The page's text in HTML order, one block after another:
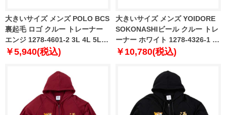
大きいサイズ メンズ POLO BCS
裏起毛 ロゴ クルー トレーナー
エンジ 1278-4601-2 3L 4L 5L
6L 8L
￥5,940(税込)
大きいサイズ メンズ YOIDORE
SOKONASHIビール クルー トレ
ーナー ホワイト 1278-4326-1 3L
4L 5L 6L
￥10,780(税込)